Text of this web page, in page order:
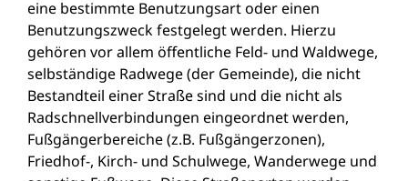
eine bestimmte Benutzungsart oder einen
Benutzungszweck festgelegt werden. Hierzu
gehören vor allem öffentliche Feld- und Waldwege,
selbständige Radwege (der Gemeinde), die nicht
Bestandteil einer Straße sind und die nicht als
Radschnellverbindungen eingeordnet werden,
Fußgängerbereiche (z.B. Fußgängerzonen),
Friedhof-, Kirch- und Schulwege, Wanderwege und